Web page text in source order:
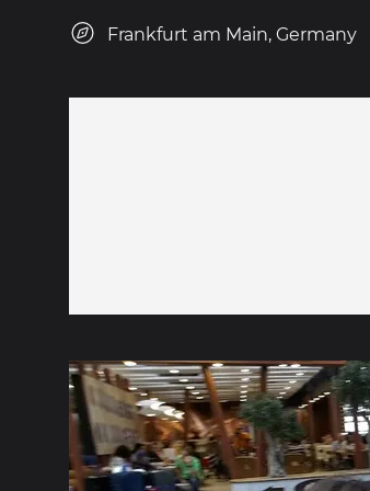
Frankfurt am Main, Germany